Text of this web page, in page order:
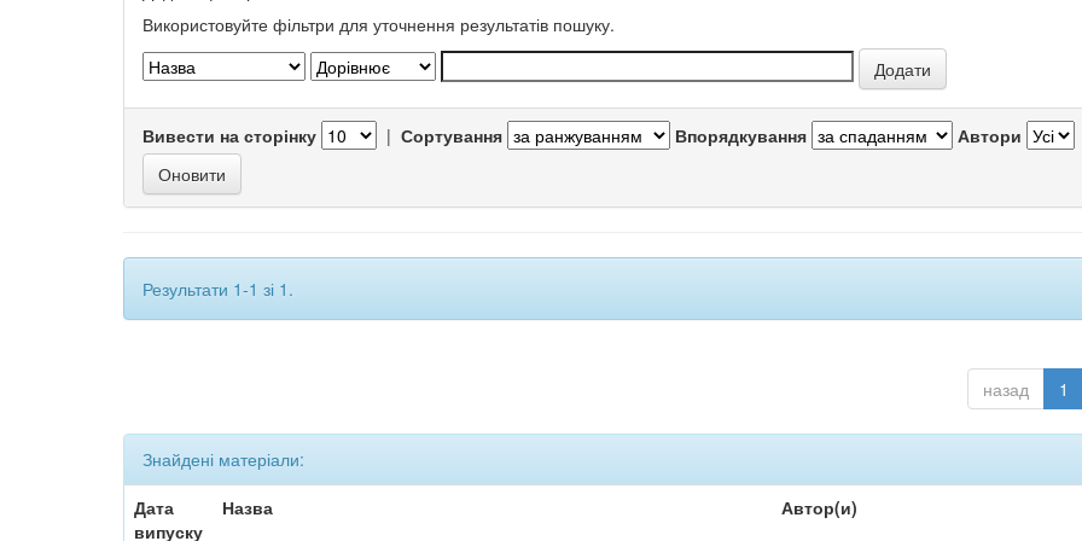
Використовуйте фільтри для уточнення результатів пошуку.
Вивести на сторінку | Сортування Впорядкування Автори
Результати 1-1 зі 1.
назад 1
Знайдені матеріали:
Дата
випуску
Назва Автор(и)